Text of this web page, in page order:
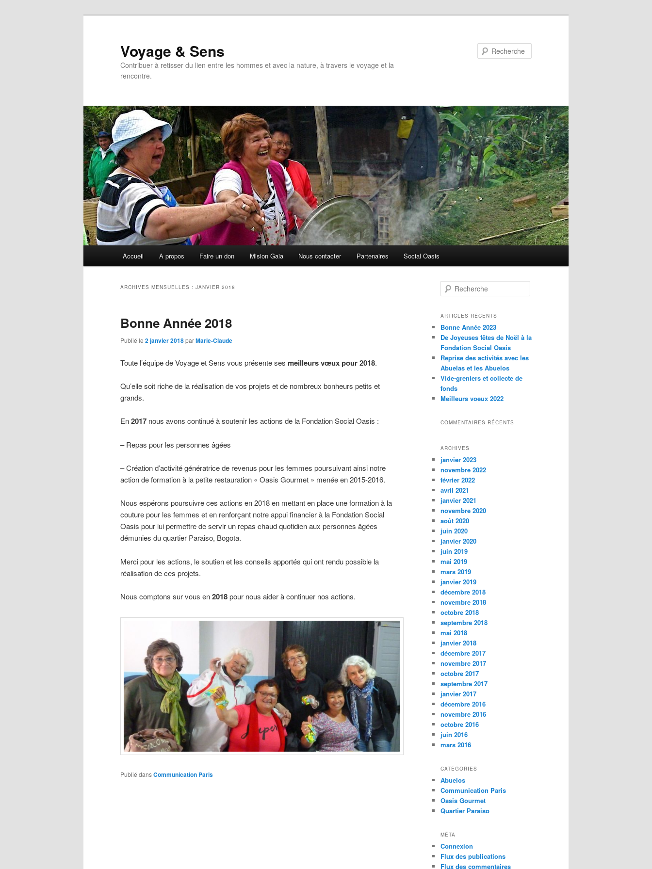
Voyage & Sens
Contribuer à retisser du lien entre les hommes et avec la nature, à travers le voyage et la
rencontre.
Accueil A propos Faire un don Mision Gaia Nous contacter Partenaires Social Oasis
ARCHIVES MENSUELLES : JANVIER 2018
Bonne Année 2018
Publié le 2 janvier 2018parMarie-Claude
Toute l’équipe de Voyage et Sens vous présente ses meilleurs vœux pour 2018.
Qu’elle soit riche de la réalisation de vos projets et de nombreux bonheurs petits et
grands.
En2017 nous avons continué à soutenir les actions de la Fondation Social Oasis :
– Repas pour les personnes âgées
– Création d’activité génératrice de revenus pour les femmes poursuivant ainsi notre
action de formation à la petite restauration « Oasis Gourmet » menée en 2015-2016.
Nous espérons poursuivre ces actions en 2018 en mettant en place une formation à la
couture pour les femmes et en renforçant notre appui financier à la Fondation Social
Oasis pour lui permettre de servir un repas chaud quotidien aux personnes âgées
démunies du quartier Paraiso, Bogota.
Merci pour les actions, le soutien et les conseils apportés qui ont rendu possible la
réalisation de ces projets.
Nous comptons sur vous en2018pour nous aider à continuer nos actions.
Publié dansCommunication Paris
e
h
r
c
h
e
ARTICLES RÉCENTS
Bonne Année 2023
De Joyeuses fêtes de Noël à la
Fondation Social Oasis
Reprise des activités avec les
Abuelas et les Abuelos
Vide-greniers et collecte de
fonds
Meilleurs voeux 2022
COMMENTAIRES RÉCENTS
ARCHIVES
janvier 2023
novembre 2022
février 2022
avril 2021
janvier 2021
novembre 2020
août 2020
juin 2020
janvier 2020
juin 2019
mai 2019
mars 2019
janvier 2019
décembre 2018
novembre 2018
octobre 2018
septembre 2018
mai 2018
janvier 2018
décembre 2017
novembre 2017
octobre 2017
septembre 2017
janvier 2017
décembre 2016
novembre 2016
octobre 2016
juin 2016
mars 2016
CATÉGORIES
Abuelos
Communication Paris
Oasis Gourmet
Quartier Paraiso
MÉTA
Connexion
Flux des publications
Flux des commentaires